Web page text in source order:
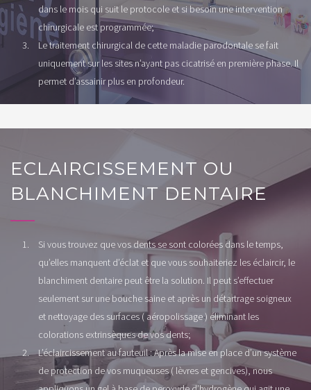
dans le mois qui suit le protocole et si besoin une intervention
chirurgicale est programmée;
Le traitement chirurgical de cette maladie parodontale se fait
uniquement sur les sites n’ayant pas cicatrisé en première phase. Il
permet d’assainir plus en profondeur.
ECLAIRCISSEMENT OU
BLANCHIMENT DENTAIRE
Si vous trouvez que vos dents se sont colorées dans le temps,
qu’elles manquent d’éclat et que vous souhaiteriez les éclaircir, le
blanchiment dentaire peut être la solution. Il peut s’effectuer
seulement sur une bouche saine et après un détartrage soigneux
et nettoyage des surfaces ( aéropolissage ) éliminant les
colorations extrinsèques de vos dents;
L’éclaircissement au fauteuil : Après la mise en place d’un système
de protection de vos muqueuses ( lèvres et gencives), nous